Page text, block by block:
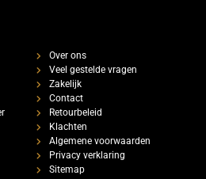
Over ons
Veel gestelde vragen
Zakelijk
Contact
Retourbeleid
Klachten
Algemene voorwaarden
Privacy verklaring
Sitemap